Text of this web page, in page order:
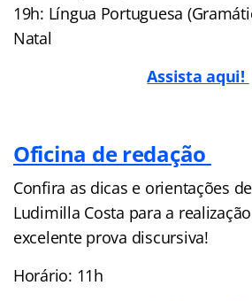
19h: Língua Portuguesa
Natal
Assista aqui!
Oficina de redação
Confira as dicas e orientações
Ludimilla Costa para a
excelente prova discursiva!
Horário: 11h